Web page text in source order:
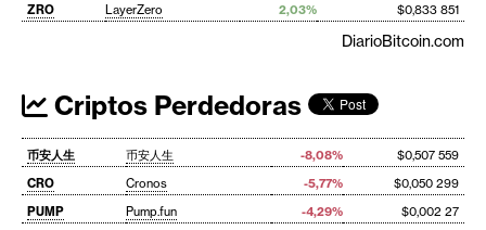
ZRO
LayerZero 2,03% $0,833 851
DiarioBitcoin.com
Criptos Perdedoras
币安人生 币安人生 -8,08%
$0,507 559
CRO
Cronos -5,77%
$0,050 299
PUMP
Pump.fun -4,29%
$0,002 27